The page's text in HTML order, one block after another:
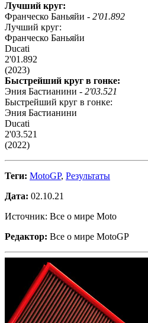
Лучший круг:
Франческо Баньяйи - 2'01.892
Лучший круг:
Франческо Баньяйи
Ducati
2'01.892
(2023)
Быстрейший круг в гонке:
Эния Бастианини - 2'03.521
Быстрейший круг в гонке:
Эния Бастианини
Ducati
2'03.521
(2022)
Теги: MotoGP, Результаты
Дата: 02.10.21
Источник: Все о мире Moto
Редактор: Все о мире MotoGP